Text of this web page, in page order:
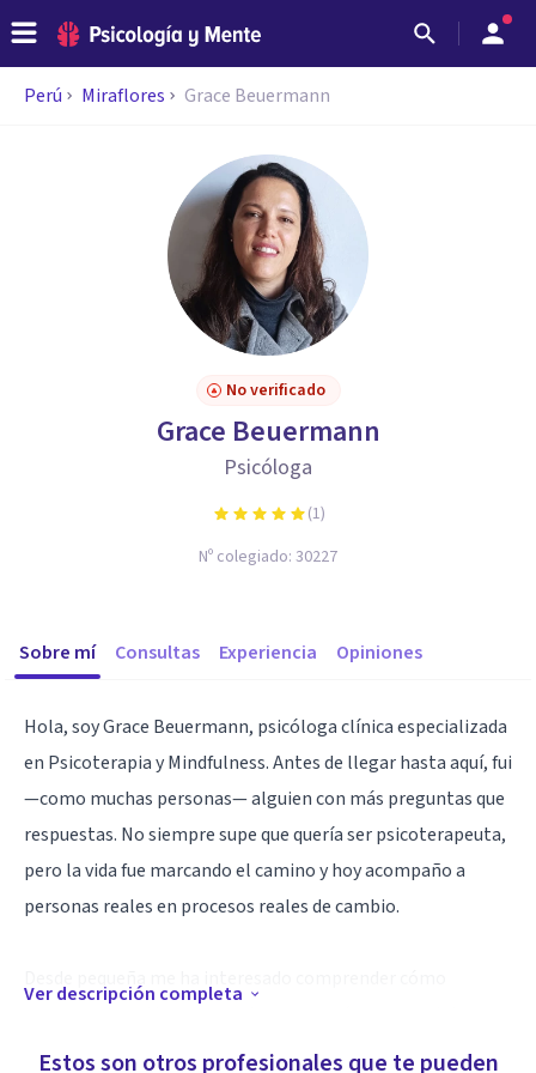
Perú Miraflores Grace Beuermann
No verificado
Grace Beuermann
Psicóloga
(1)
Nº colegiado: 30227
Sobre mí Consultas Experiencia Opiniones
Hola, soy Grace Beuermann, psicóloga clínica especializada
en Psicoterapia y Mindfulness. Antes de llegar hasta aquí, fui
—como muchas personas— alguien con más preguntas que
respuestas. No siempre supe que quería ser psicoterapeuta,
pero la vida fue marcando el camino y hoy acompaño a
personas reales en procesos reales de cambio.
más de lo necesario. No trabajo desde soluciones mágicas ni
Ver descripción completa
Estos son otros profesionales que te pueden